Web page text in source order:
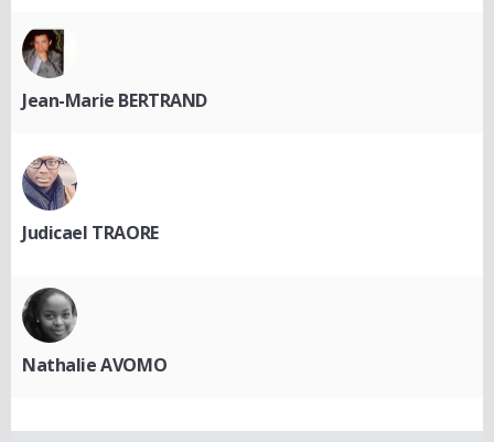
Jean-Marie BERTRAND
Judicael TRAORE
Nathalie AVOMO